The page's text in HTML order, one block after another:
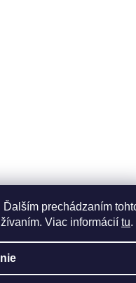
prechádzaním
Viac informácií tu.